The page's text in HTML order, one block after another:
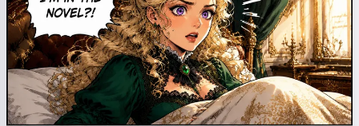
Spun povești magice de seară
pentru copiii tăi 🌟
Citește o poveste